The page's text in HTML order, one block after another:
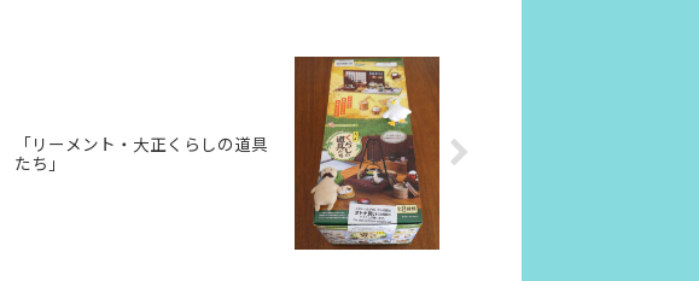
「リーメント・大正くらしの道具
たち」